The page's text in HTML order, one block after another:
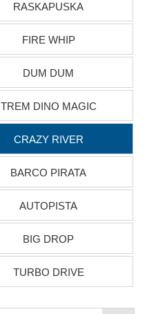
RASKAPUSKA
FIRE WHIP
DUM DUM
TREM DINO MAGIC
CRAZY RIVER
BARCO PIRATA
AUTOPISTA
BIG DROP
TURBO DRIVE